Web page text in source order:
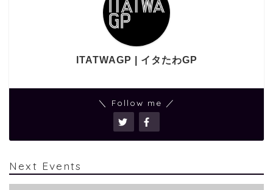
ITATWAGP | イタたわGP
＼ Follow me ／
Next Events